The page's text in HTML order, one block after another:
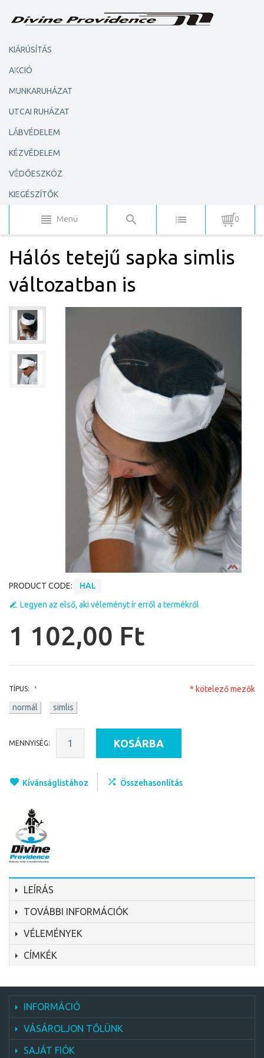
KIÁRÚSÍTÁS
AKCIÓ
MUNKARUHÁZAT
UTCAI RUHÁZAT
LÁBVÉDELEM
KÉZVÉDELEM
VÉDŐESZKÖZ
KIEGÉSZÍTŐK
Menü 0
Hálós tetejű sapka simlis
változatban is
PRODUCT CODE:
HAL
Legyen az első, aki véleményt ír erről a termékről
1 102,00 Ft
TÍPUS:
normál simlis
* kötelező mezők
MENNYISÉG: KOSÁRBA
Kívánságlistához Összehasonlítás
LEÍRÁS
TOVÁBBI INFORMÁCIÓK
VÉLEMÉNYEK
CÍMKÉK
INFORMÁCIÓ
VÁSÁROLJON TŐLÜNK
SAJÁT FIÓK